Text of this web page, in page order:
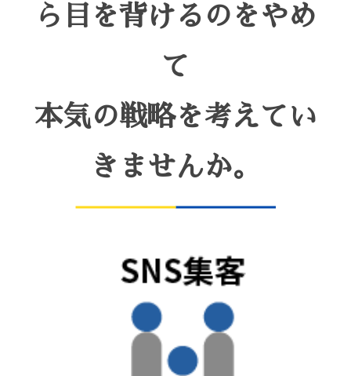
ら目を背けるのをやめ
て
本気の戦略を考えてい
きませんか。